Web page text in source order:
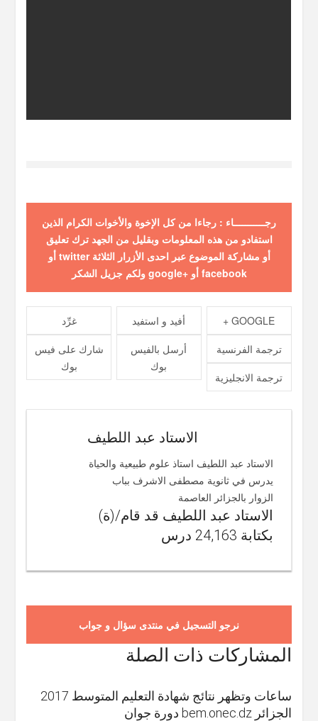
رجـــــــــــاء : رجاءا من كل الإخوة والأخوات الكرام الذين
استفادو من هذه المعلومات وبقليل من الجهد ترك تعليق
أو مشاركة الموضوع عبر احدى الأزرار الثلاثة twitter أو
facebook أو +google ولكم جزيل الشكر
غرِّد أفيد و استفيد
GOOGLE +
شارك على فيس
بوك
أرسل بالفيس
بوك
ترجمة الفرنسية
ترجمة الانجليزية
الاستاد عبد اللطيف
الاستاد عبد اللطيف استاذ علوم طبيعية والحياة
يدرس في ثانوية مصطفى الاشرف بباب
الزوار بالجزائر العاصمة
الاستاد عبد اللطيف قد قام/(ة)
بكتابة 24,163 درس
نرجو التسجيل في منتدى سؤال و جواب
المشاركات ذات الصلة
ساعات وتظهر نتائج شهادة التعليم المتوسط 2017
الجزائر bem.onec.dz دورة جوان